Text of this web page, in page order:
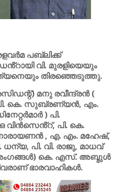
പബ്ലിക്ക്
വി. മുരളിയെയും
തിരഞ്ഞെടുത്തു.
മനു രവീന്ദ്രൻ (
പി. കെ. സുബ്രണ്യൻ, എം.
) പി.
വിൻസെൻ്റ്, പി. കെ.
, എ. എം. മഹേഷ്,
പി. വി. രാജു, മാധവ്
കെ. എസ്. അബ്ദുൾ
ഭാരവാഹികൾ.